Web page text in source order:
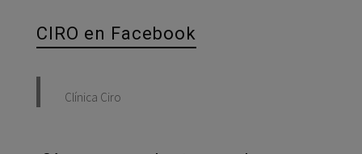
CIRO en Facebook
Clínica Ciro